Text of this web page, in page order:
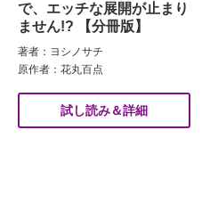
で、エッチな展開が止まり
ません!? 【分冊版】
著者：ヨシノサチ
原作者：花丸百点
試し読み＆詳細